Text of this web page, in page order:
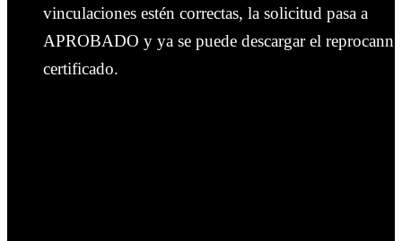
vinculaciones estén correctas, la solicitud pasa a
APROBADO y ya se puede descargar el reprocann
certificado.